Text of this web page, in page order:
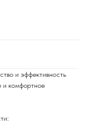
и эффективность
и комфортное